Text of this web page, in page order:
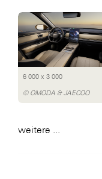
6 000 x 3 000
© OMODA & JAECOO
weitere ...